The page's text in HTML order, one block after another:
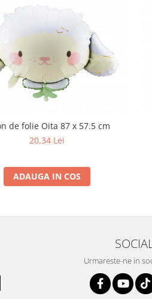
de folie Oita 87 x 57.5 cm
20,34 Lei
ADAUGA IN COS
Urmareste-ne in